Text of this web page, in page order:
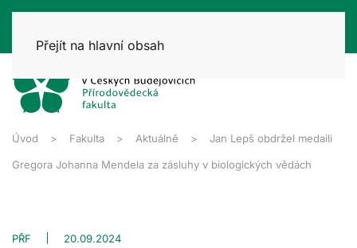
Přejít na hlavní obsah
Úvod Fakulta Aktuálně Jan Lepš obdržel medaili
Gregora Johanna Mendela za zásluhy v biologických vědách
PŘF 20.09.2024